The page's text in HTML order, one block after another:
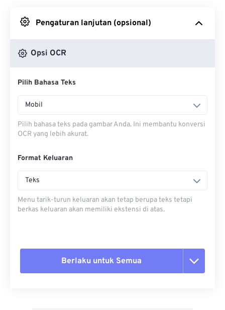
Pengaturan lanjutan (opsional)
Opsi OCR
Pilih Bahasa Teks
Mobil
Pilih bahasa teks pada gambar Anda. Ini membantu konversi
OCR yang lebih akurat.
Format Keluaran
Teks
Menu tarik-turun keluaran akan tetap berupa teks tetapi
berkas keluaran akan memiliki ekstensi di atas.
Berlaku untuk Semua